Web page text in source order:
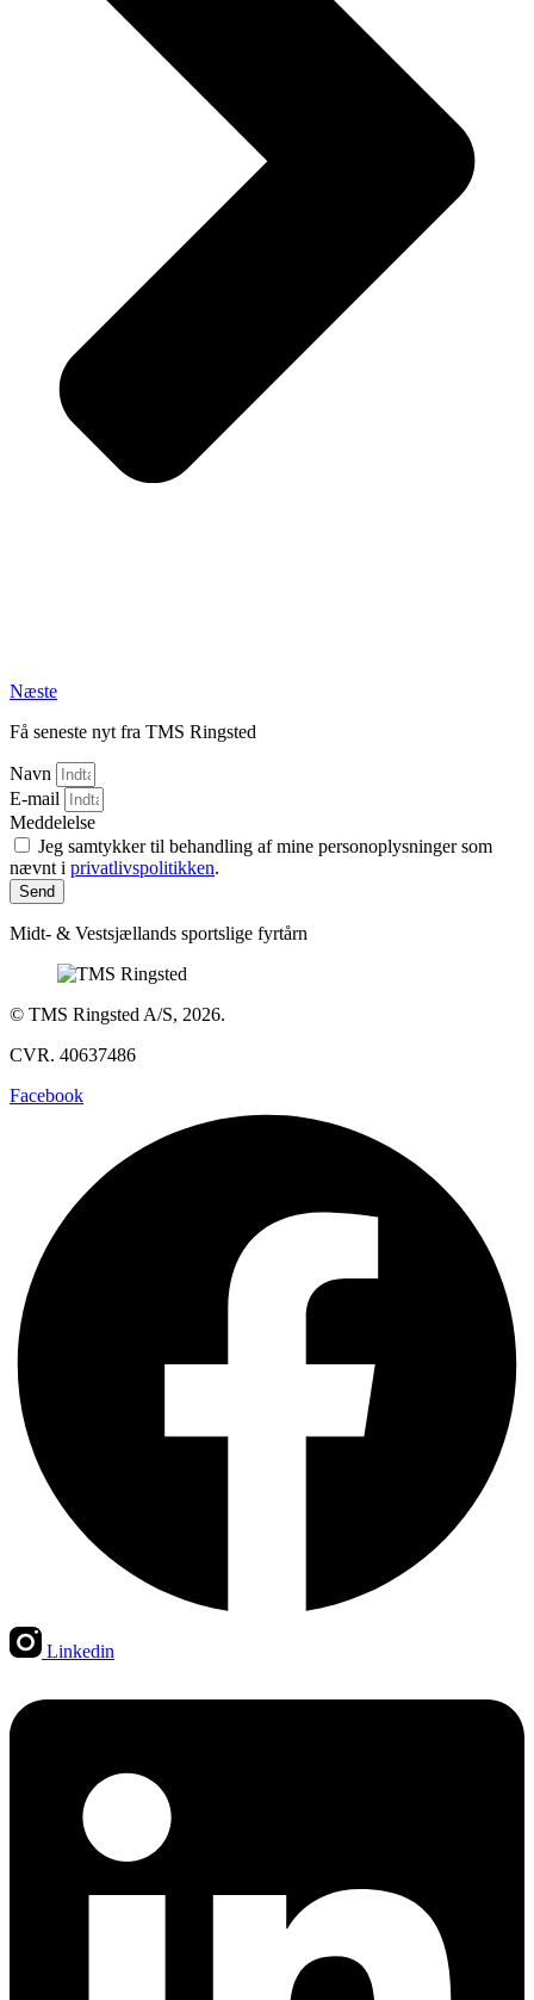
Næste
Få seneste nyt fra TMS Ringsted
Navn
E-mail
Meddelelse
Jeg samtykker til behandling af mine personoplysninger som
nævnt i privatlivspolitikken.
Send
Midt- & Vestsjællands sportslige fyrtårn
© TMS Ringsted A/S, 2026.
CVR. 40637486
Facebook
Linkedin